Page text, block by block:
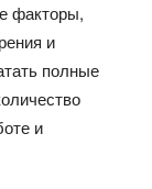
факторы,
и
полные
и